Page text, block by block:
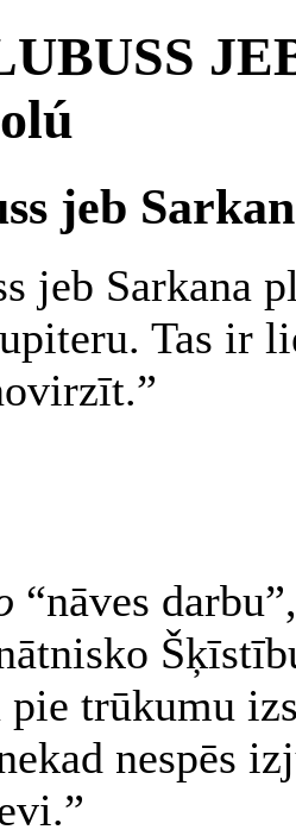
jeb
jeb Sarkana
Tas ir
“nāves
pie trūkumu
nespēs